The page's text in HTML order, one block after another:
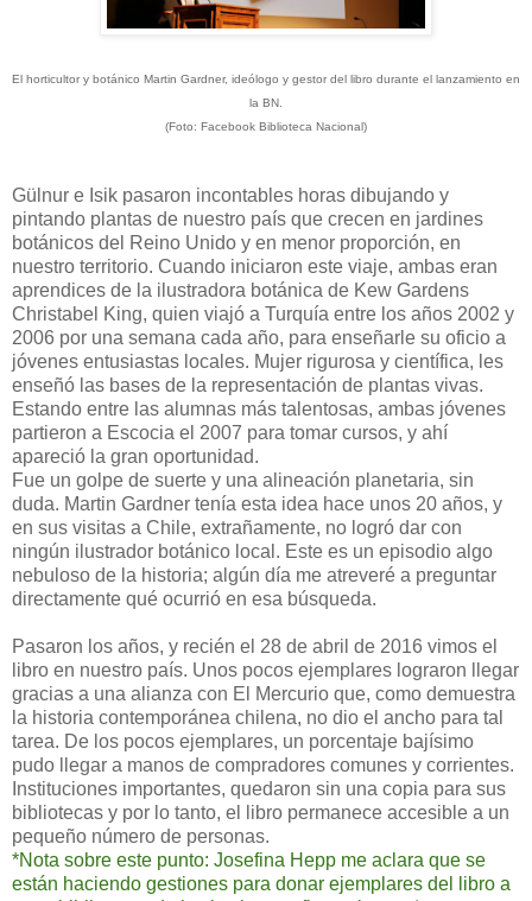
El horticultor y botánico Martin Gardner, ideólogo y gestor del libro durante el lanzamiento en
la BN.
(Foto: Facebook Biblioteca Nacional)
Gülnur e Isik pasaron incontables horas dibujando y
pintando plantas de nuestro país que crecen en jardines
botánicos del Reino Unido y en menor proporción, en
nuestro territorio. Cuando iniciaron este viaje, ambas eran
aprendices de la ilustradora botánica de Kew Gardens
Christabel King, quien viajó a Turquía entre los años 2002 y
2006 por una semana cada año, para enseñarle su oficio a
jóvenes entusiastas locales. Mujer rigurosa y científica, les
enseñó las bases de la representación de plantas vivas.
Estando entre las alumnas más talentosas, ambas jóvenes
partieron a Escocia el 2007 para tomar cursos, y ahí
apareció la gran oportunidad.
Fue un golpe de suerte y una alineación planetaria, sin
duda. Martin Gardner tenía esta idea hace unos 20 años, y
en sus visitas a Chile, extrañamente, no logró dar con
ningún ilustrador botánico local. Este es un episodio algo
nebuloso de la historia; algún día me atreveré a preguntar
directamente qué ocurrió en esa búsqueda.
Pasaron los años, y recién el 28 de abril de 2016 vimos el
libro en nuestro país. Unos pocos ejemplares lograron llegar
gracias a una alianza con El Mercurio que, como demuestra
la historia contemporánea chilena, no dio el ancho para tal
tarea. De los pocos ejemplares, un porcentaje bajísimo
pudo llegar a manos de compradores comunes y corrientes.
Instituciones importantes, quedaron sin una copia para sus
bibliotecas y por lo tanto, el libro permanece accesible a un
pequeño número de personas.
*Nota sobre este punto: Josefina Hepp me aclara que se
están haciendo gestiones para donar ejemplares del libro a